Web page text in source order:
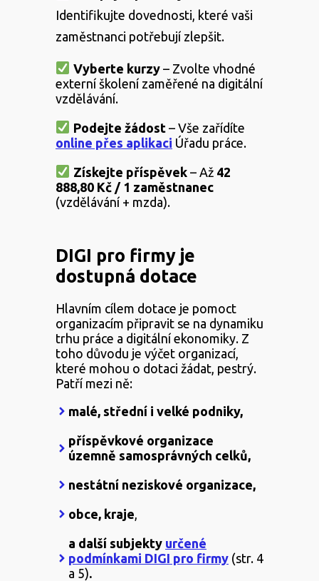
Identifikujte dovednosti, které vaši
zaměstnanci potřebují zlepšit.
Vyberte kurzy– Zvolte vhodné
externí školení zaměřené na digitální
vzdělávání.
Podejte žádost – Vše zařídíte
online přes aplikaci Úřadu práce.
Získejte příspěvek– Až 42
888,80 Kč / 1 zaměstnanec
(vzdělávání + mzda).
DIGI pro firmy je
dostupná dotace
Hlavním cílem dotace je pomoct
organizacím připravit se na dynamiku
trhu práce a digitální ekonomiky. Z
toho důvodu je výčet organizací,
které mohou o dotaci žádat, pestrý.
Patří mezi ně:
malé, střední i velké podniky,
příspěvkové organizace
územně samosprávných celků,
nestátní neziskové organizace,
obce, kraje
a další subjekty určené
podmínkami DIGI pro firmy (str. 4
a 5).